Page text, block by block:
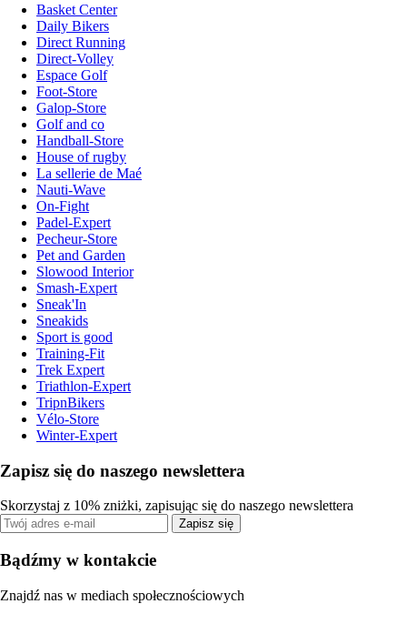
Basket Center
Daily Bikers
Direct Running
Direct-Volley
Espace Golf
Foot-Store
Galop-Store
Golf and co
Handball-Store
House of rugby
La sellerie de Maé
Nauti-Wave
On-Fight
Padel-Expert
Pecheur-Store
Pet and Garden
Slowood Interior
Smash-Expert
Sneak'In
Sneakids
Sport is good
Training-Fit
Trek Expert
Triathlon-Expert
TripnBikers
Vélo-Store
Winter-Expert
Zapisz się do naszego newslettera
Skorzystaj z 10% zniżki, zapisując się do naszego newslettera
Zapisz się
Bądźmy w kontakcie
Znajdź nas w mediach społecznościowych